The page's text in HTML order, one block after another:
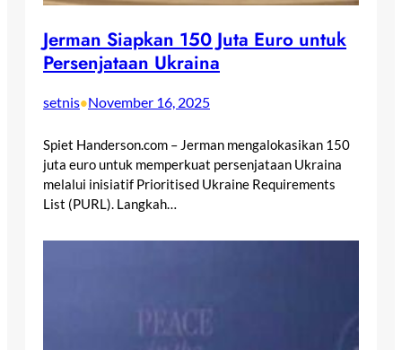
Jerman Siapkan 150 Juta Euro untuk
Persenjataan Ukraina
setnis•November 16, 2025
Spiet Handerson.com – Jerman mengalokasikan 150
juta euro untuk memperkuat persenjataan Ukraina
melalui inisiatif Prioritised Ukraine Requirements
List (PURL). Langkah…